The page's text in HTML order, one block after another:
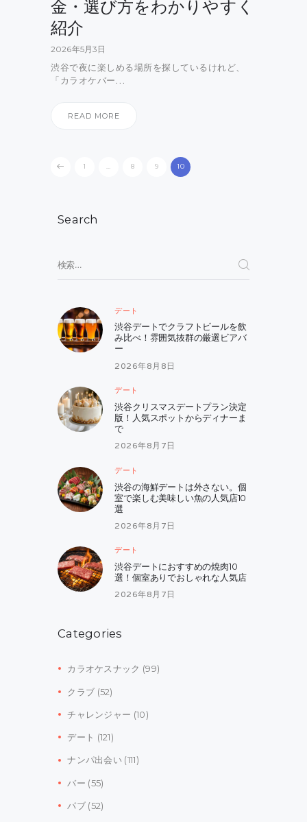
金・選び方をわかりやすく
紹介
2026年5月3日
渋谷で夜に楽しめる場所を探しているけれど、
「カラオケバー…
READ MORE
投
の
ー
ジ
り
PAGE
1 … PAGE
8 PAGE
9 PAGE
10
Search
索:
デート
渋谷デートでクラフトビールを飲
み比べ！雰囲気抜群の厳選ビアバ
ー
2026年8月8日
デート
渋谷クリスマスデートプラン決定
版！人気スポットからディナーま
で
2026年8月7日
デート
渋谷の海鮮デートは外さない。個
室で楽しむ美味しい魚の人気店10
選
2026年8月7日
デート
渋谷デートにおすすめの焼肉10
選！個室ありでおしゃれな人気店
2026年8月7日
Categories
カラオケスナック (99)
クラブ (52)
チャレンジャー (10)
デート (121)
ナンパ出会い (111)
バー (55)
パブ(52)